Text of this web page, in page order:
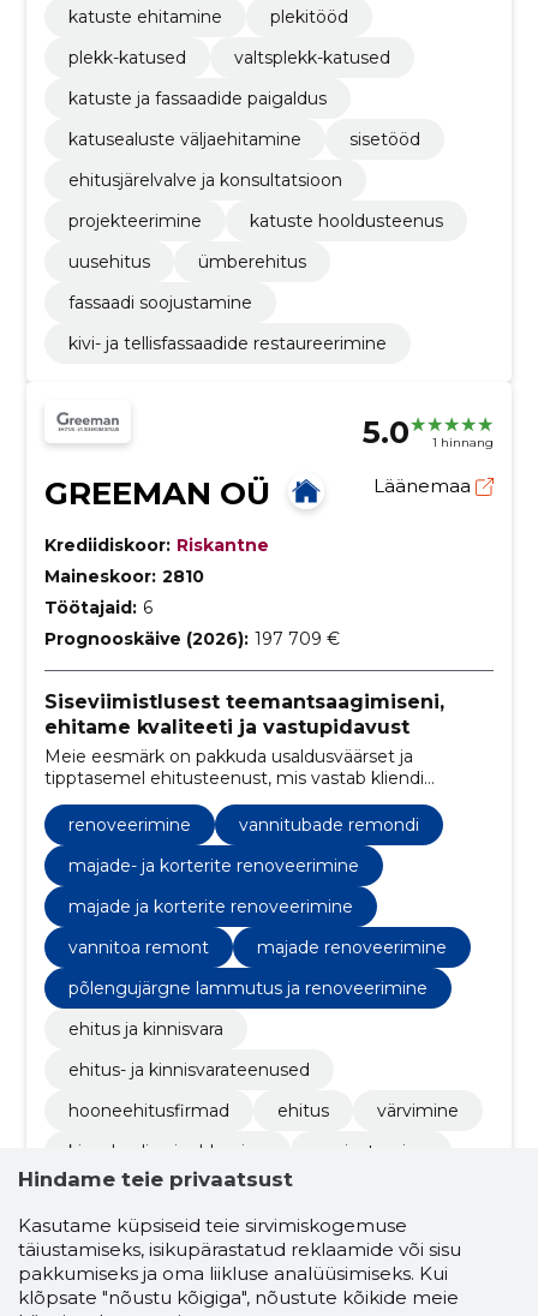
katuste ehitamine
plekitööd
plekk-katused
valtsplekk-katused
katuste ja fassaadide paigaldus
katusealuste väljaehitamine
sisetööd
ehitusjärelvalve ja konsultatsioon
projekteerimine
katuste hooldusteenus
uusehitus
ümberehitus
fassaadi soojustamine
kivi- ja tellisfassaadide restaureerimine
5.0 1 hinnang
GREEMAN OÜ Läänemaa
Krediidiskoor: Riskantne
Maineskoor: 2810
Töötajaid: 6
Prognooskäive (2026): 197 709 €
Siseviimistlusest teemantsaagimiseni,
ehitame kvaliteeti ja vastupidavust
Meie eesmärk on pakkuda usaldusväärset ja
tipptasemel ehitusteenust, mis vastab kliendi
ootustele.
renoveerimine
vannitubade remondi
majade- ja korterite renoveerimine
majade ja korterite renoveerimine
vannitoa remont
majade renoveerimine
põlengujärgne lammutus ja renoveerimine
ehitus ja kinnisvara
ehitus- ja kinnisvarateenused
hooneehitusfirmad
ehitus
värvimine
kipsplaadi paigaldamine
soojustamine
teemantpuurimine
saagimine
seinakonstruktsioonid
seinte värvimine
põrandate ehitus
paigaldus
sisetööd
Hindame teie privaatsust
Kasutame küpsiseid teie sirvimiskogemuse
täiustamiseks, isikupärastatud reklaamide või sisu
pakkumiseks ja oma liikluse analüüsimiseks. Kui
klõpsate "nõustu kõigiga", nõustute kõikide meie